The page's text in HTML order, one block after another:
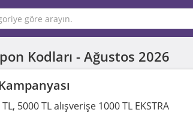
Kodları - Ağustos 2026
5000 TL alışverişe 1000 TL EKSTRA